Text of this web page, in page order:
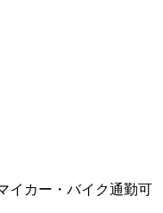
イカー・バイク通勤可